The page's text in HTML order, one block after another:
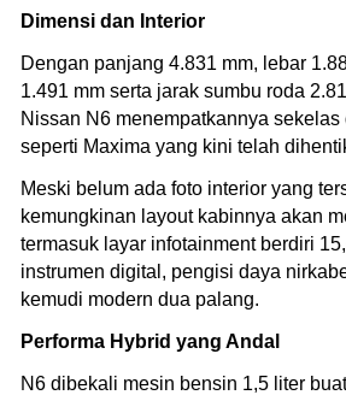
Dimensi dan Interior
Dengan panjang 4.831 mm, lebar
1.491 mm serta jarak sumbu roda
Nissan N6 menempatkannya sekelas
seperti Maxima yang kini telah
Meski belum ada foto interior yang
kemungkinan layout kabinnya akan
termasuk layar infotainment berdiri
instrumen digital, pengisi daya
kemudi modern dua palang.
Performa Hybrid yang Andal
N6 dibekali mesin bensin 1,5 liter